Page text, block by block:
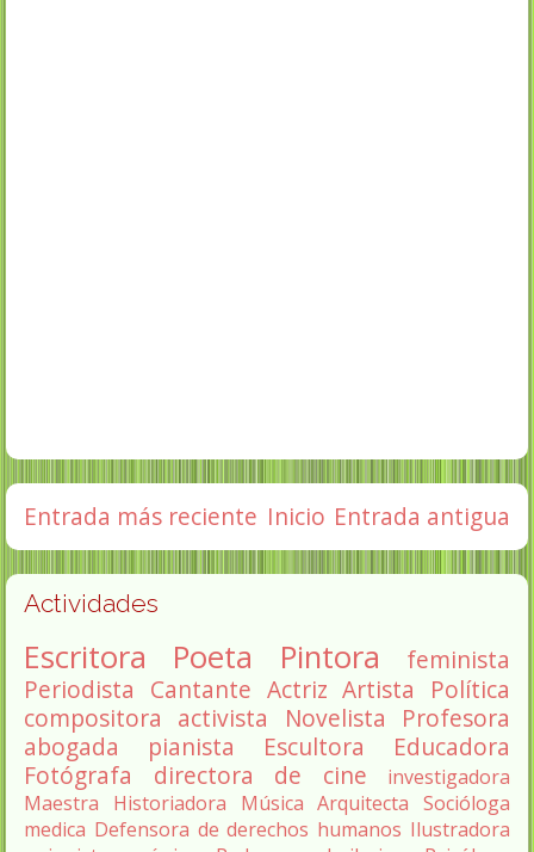
Entrada más reciente Entrada antigua
Inicio
Actividades
Escritora Poeta Pintora
feminista
Periodista Cantante Actriz Artista
Política
compositora activista Novelista
Profesora
abogada
pianista Escultora
Educadora
Fotógrafa
directora de cine
investigadora
Maestra
Historiadora Música Arquitecta Socióloga
medica Defensora de derechos humanos Ilustradora